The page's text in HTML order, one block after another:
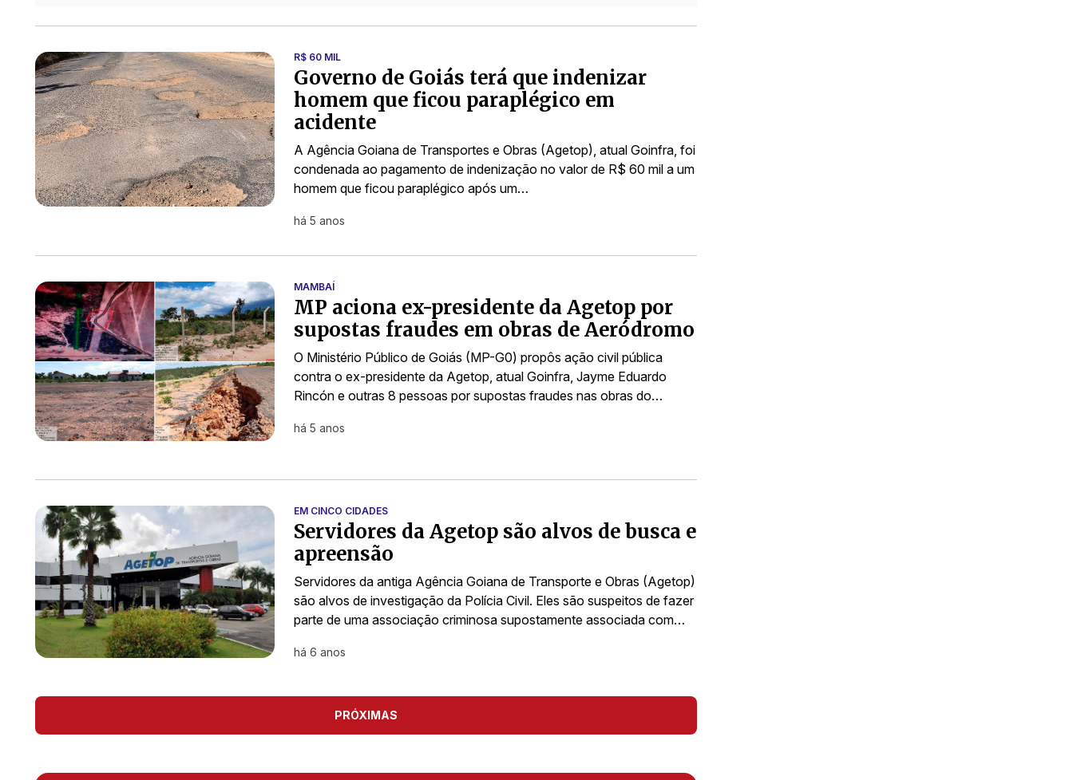
R$ 60 MIL
Governo de Goiás terá que indenizar
homem que ficou paraplégico em
acidente
A Agência Goiana de Transportes e Obras (Agetop), atual Goinfra, foi
condenada ao pagamento de indenização no valor de R$ 60 mil a um
homem que ficou paraplégico após um…
há 5 anos
MAMBAÍ
MP aciona ex-presidente da Agetop por
supostas fraudes em obras de Aeródromo
O Ministério Público de Goiás (MP-G0) propôs ação civil pública
contra o ex-presidente da Agetop, atual Goinfra, Jayme Eduardo
Rincón e outras 8 pessoas por supostas fraudes nas obras do…
há 5 anos
EM CINCO CIDADES
Servidores da Agetop são alvos de busca e
apreensão
Servidores da antiga Agência Goiana de Transporte e Obras (Agetop)
são alvos de investigação da Polícia Civil. Eles são suspeitos de fazer
parte de uma associação criminosa supostamente associada com…
há 6 anos
PRÓXIMAS